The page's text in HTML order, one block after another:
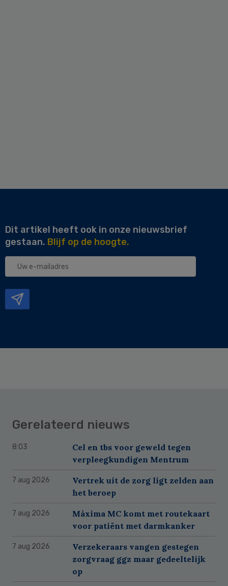
Dit artikel heeft ook in onze nieuwsbrief
gestaan. Blijf op de hoogte.
Uw
Gerelateerd nieuws
8:03
Cel en tbs voor geweld tegen
verpleegkundigen Mentrum
7 aug 2026
Vertrek uit de zorg ligt zelden aan
het beroep
7 aug 2026
Máxima MC komt met routekaart
voor patiënt met darmkanker
7 aug 2026
Verzekeraars vangen gestegen
zorgvraag ggz maar gedeeltelijk
op